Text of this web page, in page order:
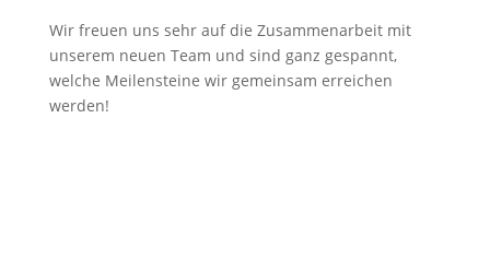
Wir freuen uns sehr auf die Zusammenarbeit mit
unserem neuen Team und sind ganz gespannt,
welche Meilensteine wir gemeinsam erreichen
werden!